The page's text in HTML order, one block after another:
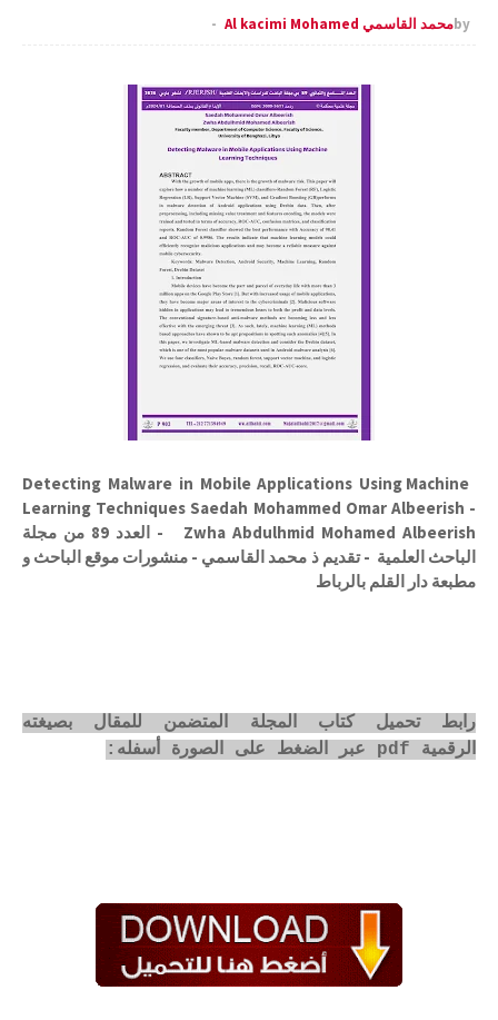
byمحمد القاسمي Al kacimi Mohamed
Detecting Malware in Mobile Applications Using Machine
Learning Techniques Saedah Mohammed Omar Albeerish -
Zwha Abdulhmid Mohamed Albeerish - العدد 89 من مجلة
الباحث العلمية - تقديم ذ محمد القاسمي - منشورات موقع الباحث و
مطبعة دار القلم بالرباط
رابط تحميل كتاب المجلة المتضمن للمقال بصيغته
الرقمية pdf عبر الضغط على الصورة أسفله: